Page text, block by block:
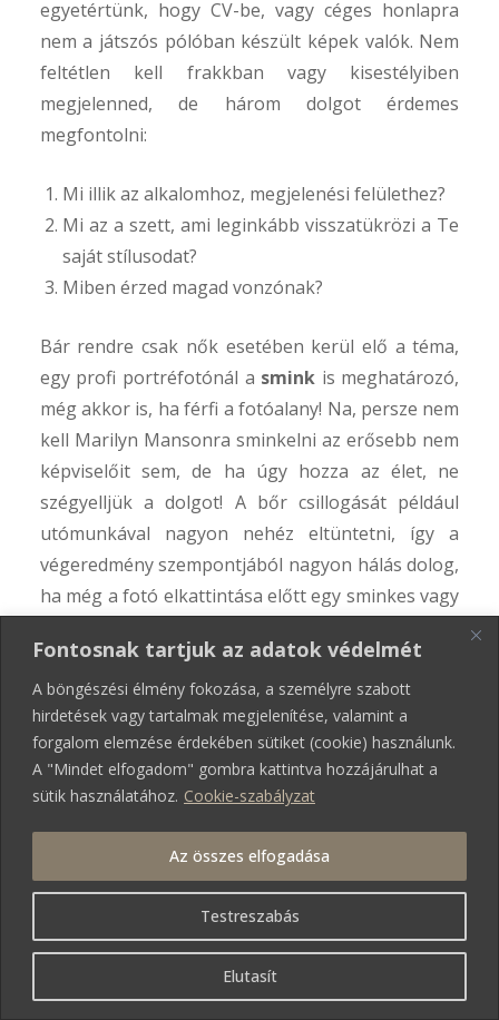
Fontosnak tartjuk az adatok védelmét
A böngészési élmény fokozása, a személyre szabott
hirdetések vagy tartalmak megjelenítése, valamint a
forgalom elemzése érdekében sütiket (cookie) használunk.
A "Mindet elfogadom" gombra kattintva hozzájárulhat a
sütik használatához. Cookie-szabályzat
Testreszabás
Elutasít
Az összes elfogadása
egyetértünk, hogy CV-be, vagy céges honlapra
nem a játszós pólóban készült képek valók. Nem
feltétlen kell frakkban vagy kisestélyiben
megjelenned, de három dolgot érdemes
megfontolni:
Mi illik az alkalomhoz, megjelenési felülethez?
Mi az a szett, ami leginkább visszatükrözi a Te
saját stílusodat?
Miben érzed magad vonzónak?
Bár rendre csak nők esetében kerül elő a téma,
egy profi portréfotónál a smink is meghatározó,
még akkor is, ha férfi a fotóalany! Na, persze nem
kell Marilyn Mansonra sminkelni az erősebb nem
képviselőit sem, de ha úgy hozza az élet, ne
szégyelljük a dolgot! A bőr csillogását például
utómunkával nagyon nehéz eltüntetni, így a
végeredmény szempontjából nagyon hálás dolog,
ha még a fotó elkattintása előtt egy sminkes vagy
minket.
Az emberek időnként túlzásokba esnek
kiegészítőkterén. Ha nem tudjuk eldönteni
milyen „extrákkal” fotózkodjunk, legjobb, ha
kikérjük a fotós véleményét, mielőtt magunkra
Egyébiránt én a „kevesebb több” elvét szoktam
követni: egy szolidabb nyaklánc + fülbevaló
kombóval például nehéz mellé nyúlni – elvégre a
lényeg mi magunk volnánk, ne vonjuk hát el a
figyelmet a személyünkről!